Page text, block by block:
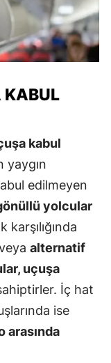
KABUL
kabul
yaygın
edilmeyen
yolcular
karşılığında
alternatif
uçuşa
İç hat
ise
arasında